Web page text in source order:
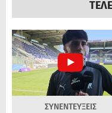
ΣΥΝΕΝΤΕΥΞΕΙΣ